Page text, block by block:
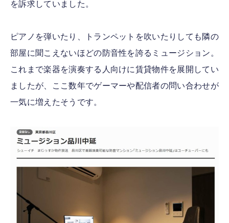
を訴求していました。
ピアノを弾いたり、トランペットを吹いたりしても隣の
部屋に聞こえないほどの防音性を誇るミュージション。
これまで楽器を演奏する人向けに賃貸物件を展開してい
ましたが、ここ数年でゲーマーや配信者の問い合わせが
一気に増えたそうです。